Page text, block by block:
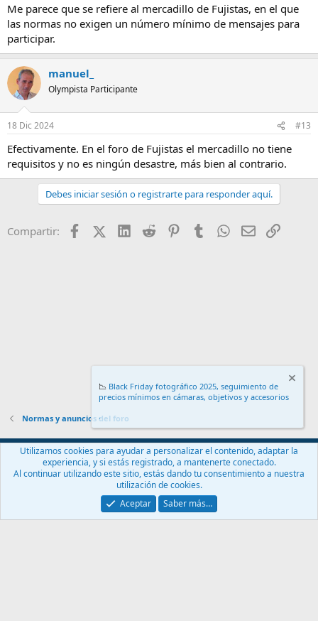
Me parece que se refiere al mercadillo de Fujistas, en el que
las normas no exigen un número mínimo de mensajes para
participar.
manuel_
Olympista Participante
18 Dic 2024 #13
Efectivamente. En el foro de Fujistas el mercadillo no tiene
requisitos y no es ningún desastre, más bien al contrario.
Debes iniciar sesión o registrarte para responder aquí.
Compartir: FacebookX (Twitter)
LinkedIn
Reddit PinterestTumblr WhatsApp
EmailEnlace
Normas y anuncios del foro
Español (ES)
Contáctanos
Términos y reglas Política de privacidad
Ayuda
Community platform by XenForo® © 2010-2024 XenForo Ltd.
📉 Black Friday fotográfico 2025, seguimiento de
precios mínimos en cámaras, objetivos y accesorios
.
Utilizamos cookies para ayudar a personalizar el contenido, adaptar la
experiencia, y si estás registrado, a mantenerte conectado.
Al continuar utilizando este sitio, estás dando tu consentimiento a nuestra
utilización de cookies.
Aceptar
Saber más…